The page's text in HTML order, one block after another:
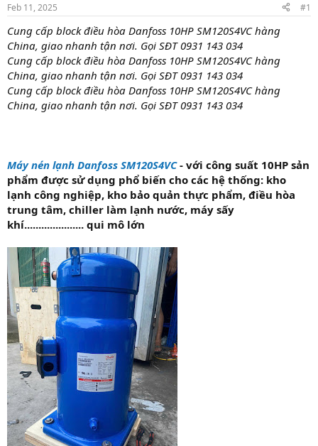
t
a
t
e
r
t
e
Feb 11, 2025 #1
Cung cấp block điều hòa Danfoss 10HP SM120S4VC hàng
China, giao nhanh tận nơi. Gọi SĐT 0931 143 034
Cung cấp block điều hòa Danfoss 10HP SM120S4VC hàng
China, giao nhanh tận nơi. Gọi SĐT 0931 143 034
Cung cấp block điều hòa Danfoss 10HP SM120S4VC hàng
China, giao nhanh tận nơi. Gọi SĐT 0931 143 034
Máy nén lạnh Danfoss SM120S4VC- với công suất 10HP sản
phẩm được sử dụng phổ biến cho các hệ thống: kho
lạnh công nghiệp, kho bảo quản thực phẩm, điều hòa
trung tâm, chiller làm lạnh nước, máy sấy
khí..................... qui mô lớn